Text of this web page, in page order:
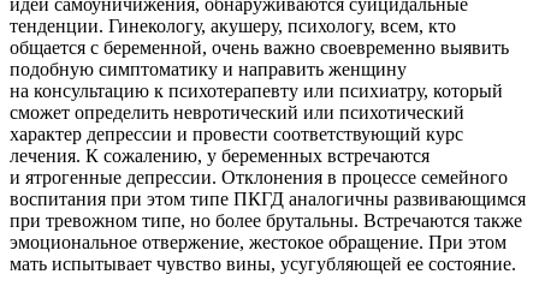
тенденции. Гинекологу, акушеру, психологу, всем, кто
общается с беременной, очень важно своевременно выявить
подобную симптоматику и направить женщину
на консультацию к психотерапевту или психиатру, который
сможет определить невротический или психотический
характер депрессии и провести соответствующий курс
лечения. К сожалению, у беременных встречаются
и ятрогенные депрессии. Отклонения в процессе семейного
воспитания при этом типе ПКГД аналогичны развивающимся
при тревожном типе, но более брутальны. Встречаются также
эмоциональное отвержение, жестокое обращение. При этом
мать испытывает чувство вины, усугубляющей ее состояние.